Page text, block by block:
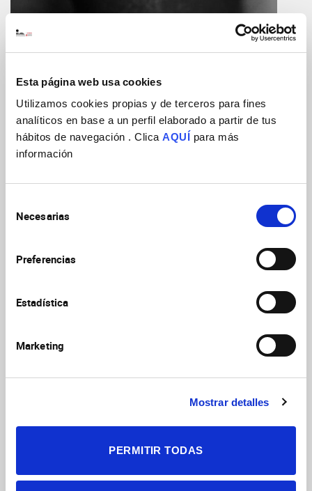
Esta página web usa cookies
Utilizamos cookies propias y de terceros para fines
analíticos en base a un perfil elaborado a partir de tus
hábitos de navegación . Clica AQUÍ para más
información
Necesarias
Preferencias
Estadística
Marketing
Mostrar detalles
PERMITIR TODAS
ImageJ=1.52p
unit=micron
finterval=0.2999819815158844
Foto: Mapa sensorial que representa cómo el cerebro de un
embrión de ratón organiza las sensaciones faciales antes del
nacimiento. Los colores muestran las respuestas a estímulos
Más allá de los cambios estructurales, la reorganización
cambio en la anatomía de los mapas sensoriales, sino que los
bigotes pequeños del labio adquieren una función que antes
texturas”, afirma Aníbal-Martínez. Este hallazgo se comprobó
con experimentos de comportamiento en ratones adultos que
lisas utilizando únicamente los bigotes del labio.
Además, este trabajo demuestra que la reorganización de los
mapas sensoriales no depende de la actividad neuronal en el
sido tradicionalmente visto como un simple relevo de